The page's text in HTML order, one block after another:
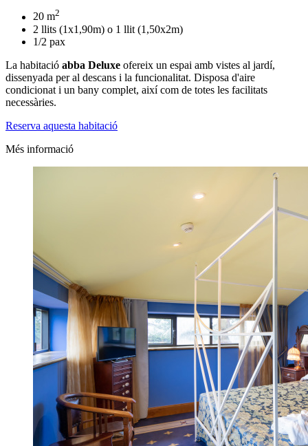
20 m2
2 llits (1x1,90m) o 1 llit (1,50x2m)
1/2 pax
La habitació abba Deluxe ofereix un espai amb vistes al jardí,
dissenyada per al descans i la funcionalitat. Disposa d'aire
condicionat i un bany complet, així com de totes les facilitats
necessàries.
Reserva aquesta habitació
Més informació